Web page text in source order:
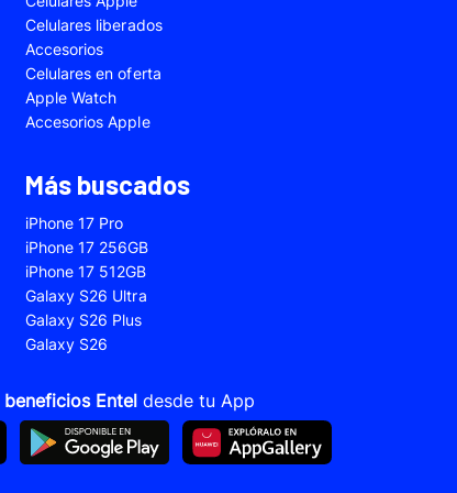
Samsung Galaxy A33
Samsung Galaxy A53
Samsung Galaxy S22
Samsung Galaxy S23 Ultra
VIVO Y28s
Xiaomi 12T
Xiaomi Redmi A1
Xiaomi Redmi 10A
Xiaomi Redmi 14C
Xiaomi Redmi Note 11
Xiaomi Redmi Note 13
Celulares liberados
Accesorios
Celulares en oferta
Apple Watch
Accesorios Apple
Más buscados
iPhone 17 Pro
iPhone 17 256GB
iPhone 17 512GB
Galaxy S26 Ultra
Galaxy S26 Plus
Galaxy S26
beneficios Enteldesde tu App